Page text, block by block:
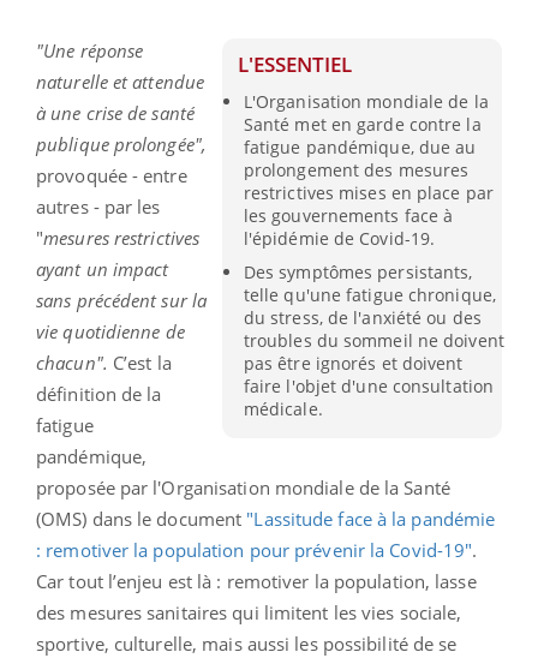
L'ESSENTIEL
L'Organisation mondiale de la
Santé met en garde contre la
fatigue pandémique, due au
prolongement des mesures
restrictives mises en place par
les gouvernements face à
l'épidémie de Covid-19.
Des symptômes persistants,
telle qu'une fatigue chronique,
du stress, de l'anxiété ou des
troubles du sommeil ne doivent
pas être ignorés et doivent
faire l'objet d'une consultation
médicale.
"Une réponse
naturelle et attendue
à une crise de santé
publique prolongée",
provoquée - entre
autres - par les
"mesures restrictives
ayant un impact
sans précédent sur la
vie quotidienne de
chacun". C’est la
définition de la
fatigue
pandémique,
proposée par l'Organisation mondiale de la Santé
(OMS) dans le document "Lassitude face à la pandémie
: remotiver la population pour prévenir la Covid-19".
Car tout l’enjeu est là : remotiver la population, lasse
des mesures sanitaires qui limitent les vies sociale,
sportive, culturelle, mais aussi les possibilité de se